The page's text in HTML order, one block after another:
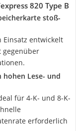
820 Type B
stoß-
Einsatz entwickelt
gegenüber
Lese- und
für 4-K- und 8-K-
erforderlich